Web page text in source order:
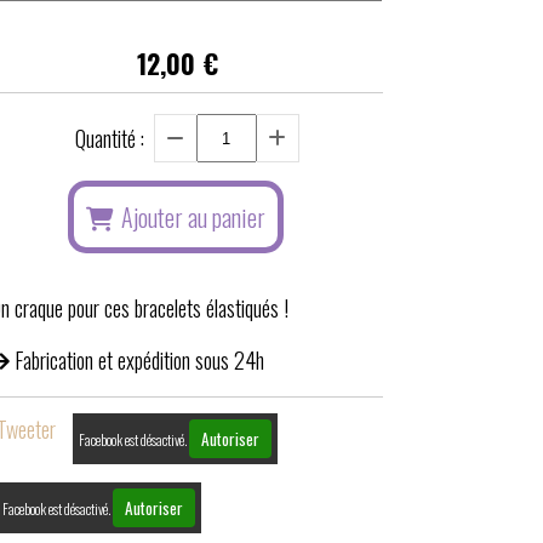
12,00 €
Quantité :
Ajouter au panier
craque pour ces bracelets élastiqués !
Fabrication et expédition sous 24h
Facebook est désactivé. Autoriser
Facebook est désactivé. Autoriser